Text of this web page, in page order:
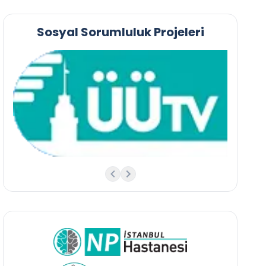
Sosyal Sorumluluk Projeleri